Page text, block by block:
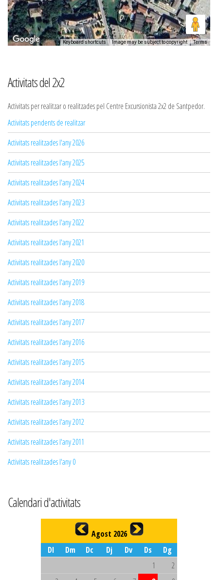
Keyboard shortcuts Image may be subject to copyright Terms
Activitats del 2x2
Activitats per realitzar o realitzades pel Centre Excursionista 2x2 de Santpedor.
Activitats pendents de realitzar
Activitats realitzades l'any 2026
Activitats realitzades l'any 2025
Activitats realitzades l'any 2024
Activitats realitzades l'any 2023
Activitats realitzades l'any 2022
Activitats realitzades l'any 2021
Activitats realitzades l'any 2020
Activitats realitzades l'any 2019
Activitats realitzades l'any 2018
Activitats realitzades l'any 2017
Activitats realitzades l'any 2016
Activitats realitzades l'any 2015
Activitats realitzades l'any 2014
Activitats realitzades l'any 2013
Activitats realitzades l'any 2012
Activitats realitzades l'any 2011
Activitats realitzades l'any 0
Calendari d'activitats
Agost 2026
Dl
Dm Dc Dj Dv Ds
Dg
1
2